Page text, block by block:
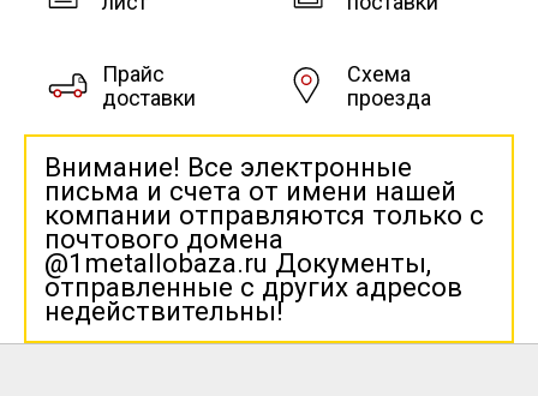
Прайс
доставки
Схема
проезда
Внимание! Все электронные
письма и счета от имени нашей
компании отправляются только с
почтового домена
@1metallobaza.ru Документы,
отправленные с других адресов
недействительны!